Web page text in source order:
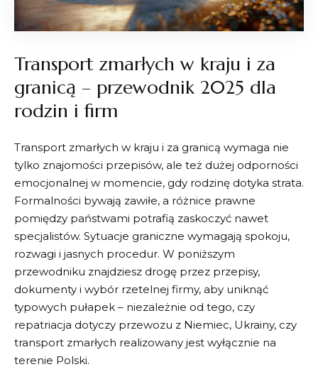
Transport zmarłych w kraju i za
granicą – przewodnik 2025 dla
rodzin i firm
Transport zmarłych w kraju i za granicą wymaga nie
tylko znajomości przepisów, ale też dużej odporności
emocjonalnej w momencie, gdy rodzinę dotyka strata.
Formalności bywają zawiłe, a różnice prawne
pomiędzy państwami potrafią zaskoczyć nawet
specjalistów. Sytuacje graniczne wymagają spokoju,
rozwagi i jasnych procedur. W poniższym
przewodniku znajdziesz drogę przez przepisy,
dokumenty i wybór rzetelnej firmy, aby uniknąć
typowych pułapek – niezależnie od tego, czy
repatriacja dotyczy przewozu z Niemiec, Ukrainy, czy
transport zmarłych realizowany jest wyłącznie na
terenie Polski.